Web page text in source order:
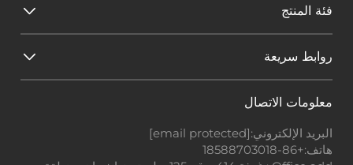
فئة المنتج
روابط سريعة
معلومات الاتصال
البريد الإلكتروني:[email protected]
هاتف:+86-18588703018